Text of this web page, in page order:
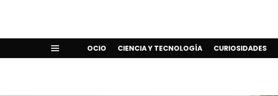
OCIO CIENCIA Y TECNOLOGÍA CURIOSIDADES